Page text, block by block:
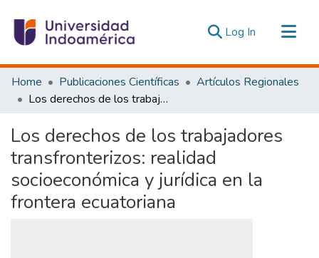
Log In (current)
Communities & Collections
All of DSpace
Estadísticas Externas
Home Publicaciones Científicas
Artículos Regionales
Los derechos de los trabajadores transfronterizos: realidad socioeconómica y jurídica en la frontera ecuatoriana
Los derechos de los trabajadores
transfronterizos: realidad
socioeconómica y jurídica en la
frontera ecuatoriana